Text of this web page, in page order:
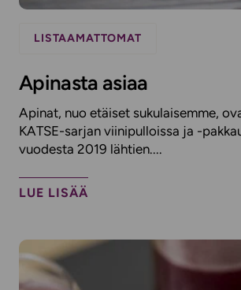
LISTAAMATTOMAT
Apinasta asiaa
Apinat, nuo etäiset sukulaisemme,
KATSE-sarjan viinipulloissa ja -
vuodesta 2019 lähtien....
LUE LISÄÄ